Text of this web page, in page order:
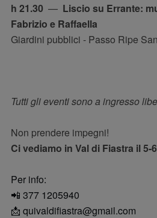
h 21.30 — Liscio su Errante:
Fabrizio e Raffaella
Giardini pubblici - Passo Ripe
Tutti gli eventi sono a ingresso
Non prendere impegni!
Ci vediamo in Val di Fiastra il 5-
Per info:
📲 377 1205940
📩 quivaldifiastra@gmail.com